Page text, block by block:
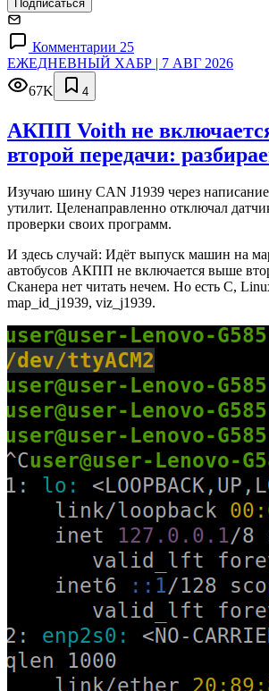
Подписаться
Комментарии 25
ЕЖЕДНЕВНЫЙ ХАБР | 7 АВГ 2026
67K
4
АКПП Voith не
второй передачи:
Изучаю шину CAN J1939 через
утилит. Целенаправленно отключал
проверки своих программ.
И здесь случай: Идёт выпуск машин на
автобусов АКПП не включается выше
Сканера нет читать нечем. Но есть C,
map_id_j1939, viz_j1939.